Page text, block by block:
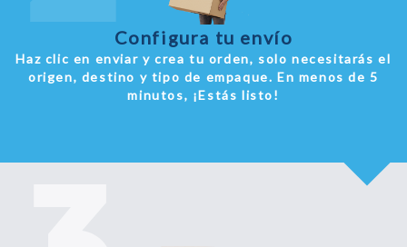
Configura tu envío
Haz clic en enviar y crea tu orden, solo necesitarás el
origen, destino y tipo de empaque. En menos de 5
minutos, ¡Estás listo!